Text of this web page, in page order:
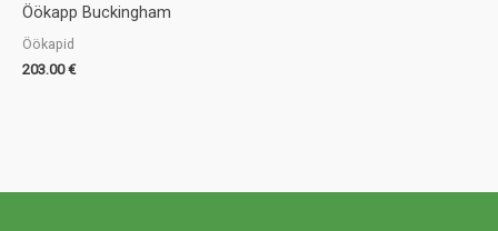
Öökapp Buckingham
Öökapid
203.00€